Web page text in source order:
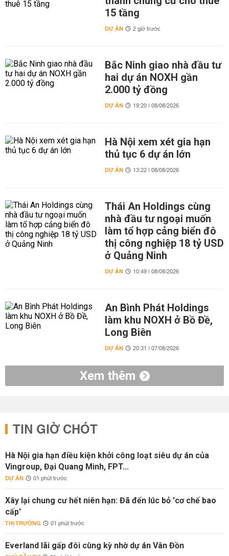
15 tầng
DỰ ÁN 2 giờ trước
Bắc Ninh giao nhà đầu tư
hai dự án NOXH gần
2.000 tỷ đồng
DỰ ÁN 19:20 | 08/08/2026
Hà Nội xem xét gia hạn
thủ tục 6 dự án lớn
DỰ ÁN 13:22 | 08/08/2026
Thái An Holdings cùng
nhà đầu tư ngoại muốn
làm tổ hợp cảng biển đô
thị công nghiệp 18 tỷ USD
ở Quảng Ninh
DỰ ÁN 10:49 | 08/08/2026
An Bình Phát Holdings
làm khu NOXH ở Bồ Đề,
Long Biên
DỰ ÁN 20:31 | 07/08/2026
Xem thêm
TIN GIỜ CHÓT
Hà Nội gia hạn điều kiện khởi công loạt siêu dự án của
Vingroup, Đại Quang Minh, FPT...
DỰ ÁN 01 phút trước
Xây lại chung cư hết niên hạn: Đã đến lúc bỏ 'cơ chế bao
cấp'
THỊ TRƯỜNG 01 phút trước
Everland lãi gấp đôi cùng kỳ nhờ dự án Vân Đồn